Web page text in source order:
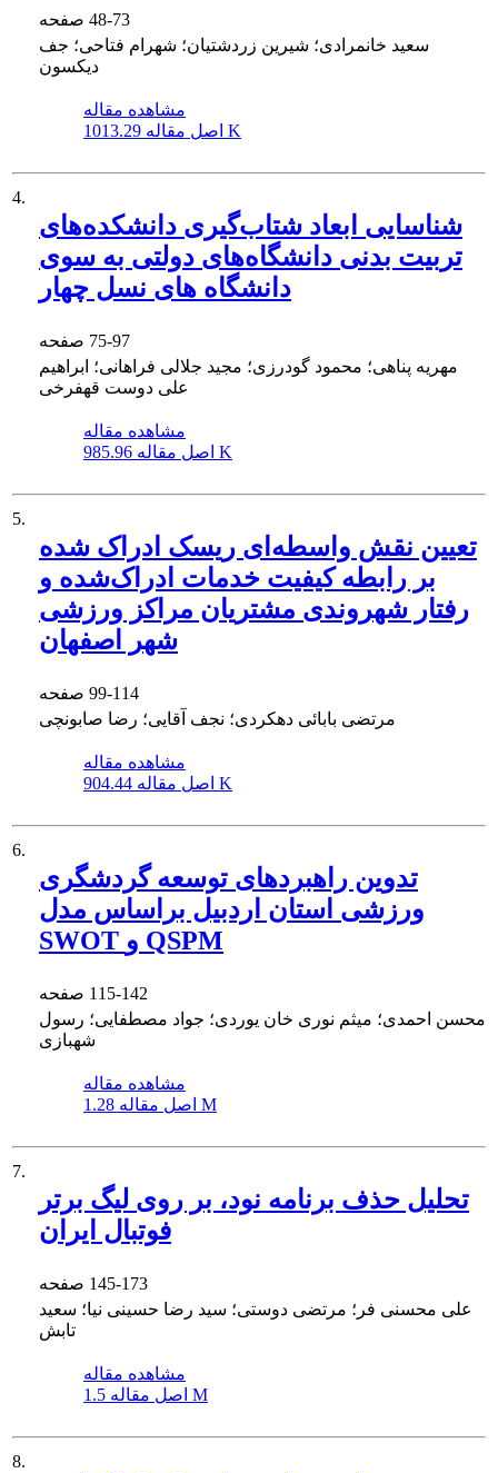
48-73
سعید خانمرادی؛ شیرین زردشتیان؛ شهرام فتاحی؛ جف
دیکسون
مشاهده مقاله
اصل مقاله 1013.29 K
4.
شناسایی ابعاد شتاب‌گیری دانشکده‌های
تربیت بدنی دانشگاه‌های دولتی به سوی
دانشگاه های نسل چهار
75-97
مهریه پناهی؛ محمود گودرزی؛ مجید جلالی فراهانی؛ ابراهیم
علی دوست قهفرخی
مشاهده مقاله
اصل مقاله 985.96 K
5.
تعیین نقش واسطه‌ای ریسک ادراک شده
بر رابطه کیفیت خدمات ادراک‌شده و
رفتار شهروندی مشتریان مراکز ورزشی
شهر اصفهان
99-114
مرتضی بابائی دهکردی؛ نجف آقایی؛ رضا صابونچی
مشاهده مقاله
اصل مقاله 904.44 K
6.
تدوین راهبردهای توسعه گردشگری
ورزشی استان اردبیل براساس مدل
SWOT و QSPM
115-142
محسن احمدی؛ میثم نوری خان یوردی؛ جواد مصطفایی؛ رسول
شهبازی
مشاهده مقاله
اصل مقاله 1.28 M
7.
تحلیل حذف برنامه نود، بر روی لیگ برتر
فوتبال ایران
145-173
علی محسنی فر؛ مرتضی دوستی؛ سید رضا حسینی نیا؛ سعید
تابش
مشاهده مقاله
اصل مقاله 1.5 M
8.